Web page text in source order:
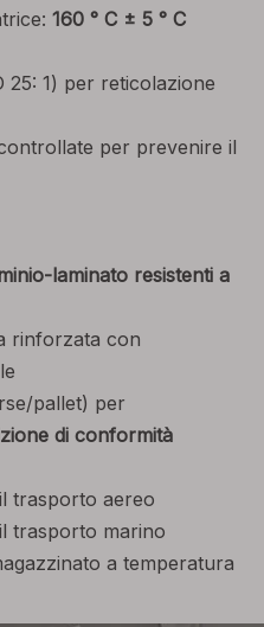
160 ° C ± 5 ° C
25: 1) per reticolazione
per prevenire il
laminato resistenti a
rinforzata con
pallet) per
di conformità
trasporto aereo
trasporto marino
a temperatura